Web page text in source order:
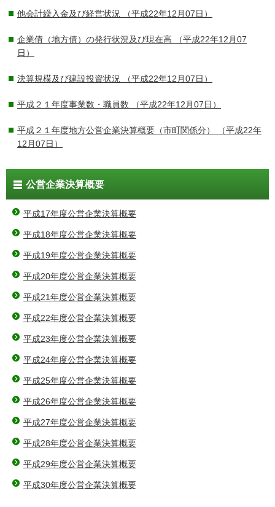
他会計繰入金及び経営状況 （平成22年12月07日）
企業債（地方債）の発行状況及び現在高 （平成22年12月07
日）
決算規模及び建設投資状況 （平成22年12月07日）
平成２１年度事業数・職員数 （平成22年12月07日）
平成２１年度地方公営企業決算概要（市町関係分）
（平成22年
12月07日）
公営企業決算概要
平成17年度公営企業決算概要
平成18年度公営企業決算概要
平成19年度公営企業決算概要
平成20年度公営企業決算概要
平成21年度公営企業決算概要
平成22年度公営企業決算概要
平成23年度公営企業決算概要
平成24年度公営企業決算概要
平成25年度公営企業決算概要
平成26年度公営企業決算概要
平成27年度公営企業決算概要
平成28年度公営企業決算概要
平成29年度公営企業決算概要
平成30年度公営企業決算概要